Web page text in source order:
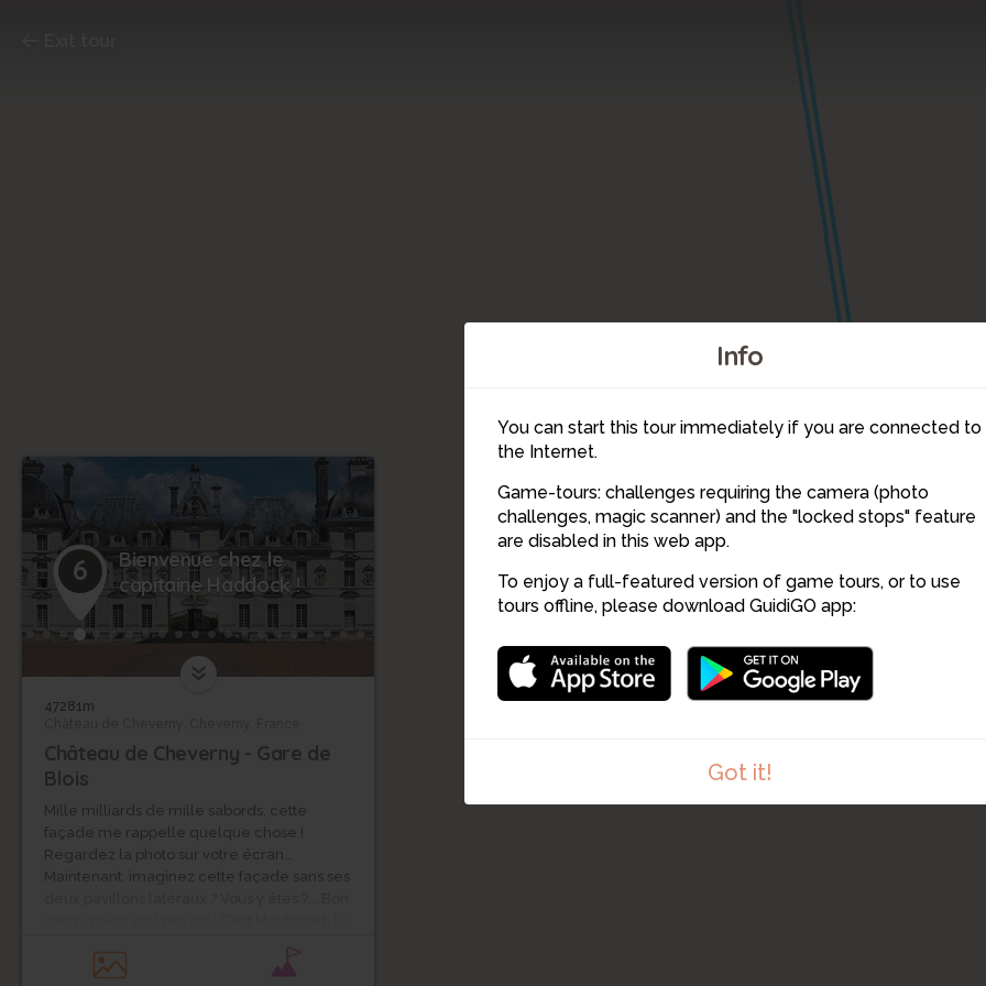
Info
You can start this tour immediately if you are connected to
the Internet.
Game-tours: challenges requiring the camera (photo
challenges, magic scanner) and the "locked stops" feature
are disabled in this web app.
To enjoy a full-featured version of game tours, or to use
tours offline, please download GuidiGO app:
Got it!
6
6
Bienvenue chez le
capitaine Haddock !
47281m
Château de Cheverny - Gare de
Blois
Mille milliards de mille sabords, cette
façade me rappelle quelque chose !
Regardez la photo sur votre écran...
Maintenant, imaginez cette façade sans ses